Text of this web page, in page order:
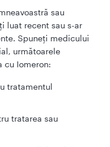
sau
luat recent sau s-ar
Spuneţi medicului
următoarele
cu Iomeron:
tratamentul
tratarea sau